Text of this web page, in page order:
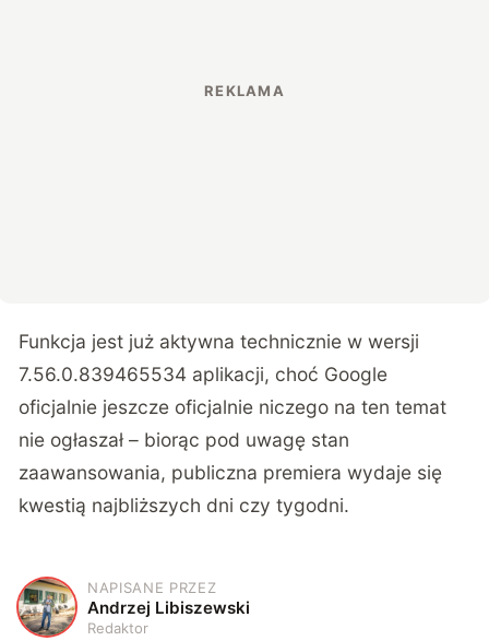
Funkcja jest już aktywna technicznie w wersji
7.56.0.839465534 aplikacji, choć Google
oficjalnie jeszcze oficjalnie niczego na ten temat
nie ogłaszał – biorąc pod uwagę stan
zaawansowania, publiczna premiera wydaje się
kwestią najbliższych dni czy tygodni.
A
NAPISANE PRZEZ
Andrzej Libiszewski
Redaktor